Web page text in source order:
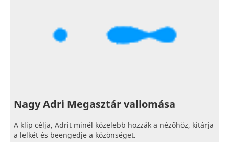
Nagy Adri Megasztár vallomása
A klip célja, Adrit minél közelebb hozzák a nézőhöz, kitárja
a lelkét és beengedje a közönséget.